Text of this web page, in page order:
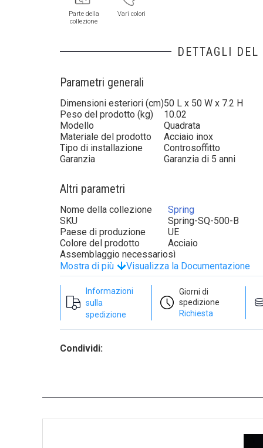
Parte della
collezione
Vari colori
DETTAGLI DEL
Parametri generali
Dimensioni esteriori (cm)50 L x 50 W x 7.2 H
Peso del prodotto (kg)
10.02
Modello
Quadrata
Materiale del prodotto
Acciaio inox
Tipo di installazione
Controsoffitto
Garanzia
Garanzia di 5 anni
Altri parametri
Nome della collezione
Spring
SKU
Spring-SQ-500-B
Paese di produzione
UE
Colore del prodotto
Acciaio
Assemblaggio necessariosì
Mostra di più
Visualizza la Documentazione
Informazioni
sulla
spedizione
Giorni di
spedizione
Richiesta
Condividi: